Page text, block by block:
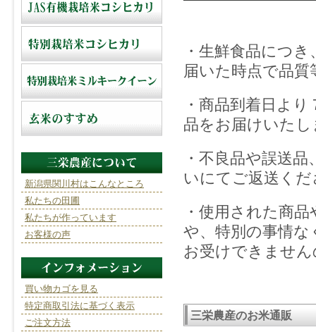
・生鮮食品につ
届いた時点で品
・商品到着日よ
品をお届けいたし
・不良品や誤送
いにてご返送く
・使用された商
や、特別の事情な
お受けできませ
三栄農産のお米通販
新潟県関川村はこんなところ
私たちの田圃
私たちが作っています
お客様の声
買い物カゴを見る
特定商取引法に基づく表示
ご注文方法